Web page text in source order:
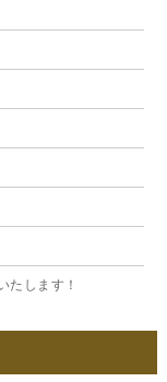
たします！